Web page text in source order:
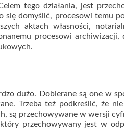
tego działania, jest
się domyślić, procesowi temu
aktach własności,
procesowi
dużo. Dobierane są one w
Trzeba też podkreślić, że
są przechowywane w wersji
przechowywany jest w